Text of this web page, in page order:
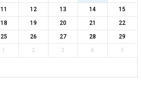
11 12 13 14
15
18 19 20 21
22
25 26 27 28
29
1 2 3 4 5